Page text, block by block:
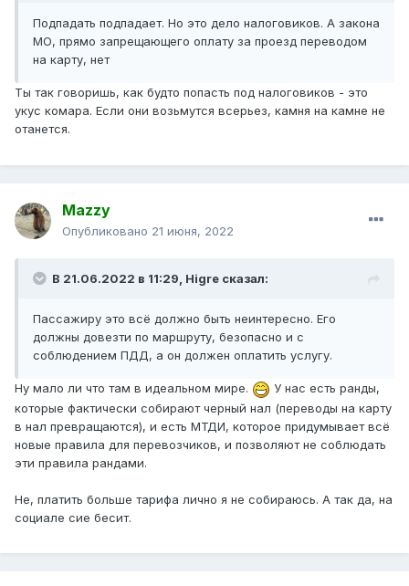
Подпадать подпадает. Но это дело налоговиков. А закона
МО, прямо запрещающего оплату за проезд переводом
на карту, нет
Ты так говоришь, как будто попасть под налоговиков - это
укус комара. Если они возьмутся всерьез, камня на камне не
отанется.
Mazzy
Опубликовано 21 июня, 2022
В 21.06.2022 в 11:29, Higre сказал:
Пассажиру это всё должно быть неинтересно. Его
должны довезти по маршруту, безопасно и с
соблюдением ПДД, а он должен оплатить услугу.
Ну мало ли что там в идеальном мире.
У нас есть ранды,
которые фактически собирают черный нал (переводы на карту
в нал превращаются), и есть МТДИ, которое придумывает всё
новые правила для перевозчиков, и позволяют не соблюдать
эти правила рандами.
Не, платить больше тарифа лично я не собираюсь. А так да, на
социале сие бесит.